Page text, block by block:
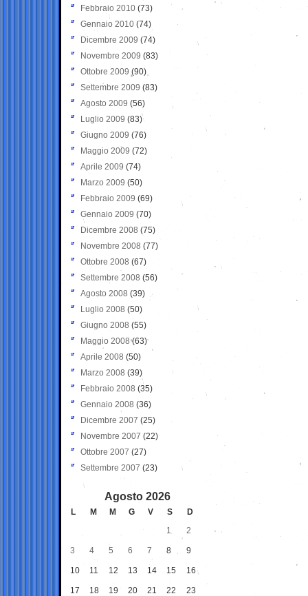
Febbraio 2010 (73)
Gennaio 2010 (74)
Dicembre 2009 (74)
Novembre 2009 (83)
Ottobre 2009 (90)
Settembre 2009 (83)
Agosto 2009 (56)
Luglio 2009 (83)
Giugno 2009 (76)
Maggio 2009 (72)
Aprile 2009 (74)
Marzo 2009 (50)
Febbraio 2009 (69)
Gennaio 2009 (70)
Dicembre 2008 (75)
Novembre 2008 (77)
Ottobre 2008 (67)
Settembre 2008 (56)
Agosto 2008 (39)
Luglio 2008 (50)
Giugno 2008 (55)
Maggio 2008(63)
Aprile 2008 (50)
Marzo 2008 (39)
Febbraio 2008 (35)
Gennaio 2008 (36)
Dicembre 2007 (25)
Novembre 2007 (22)
Ottobre 2007 (27)
Settembre 2007 (23)
Agosto 2026
L M M G V S
D
1
2
3 4 5 6 7 8 9
10 11 12 13 14 15 16
17 18 19 20 21 22 23